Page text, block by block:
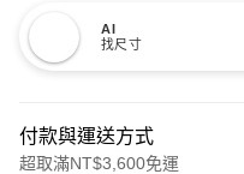
AI
找尺寸
付款與運送方式
超取滿NT$3,600免運